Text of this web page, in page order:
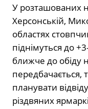
У розташованих
Херсонській,
областях
піднімуться до
ближче до обіду
планувати
різдвяних